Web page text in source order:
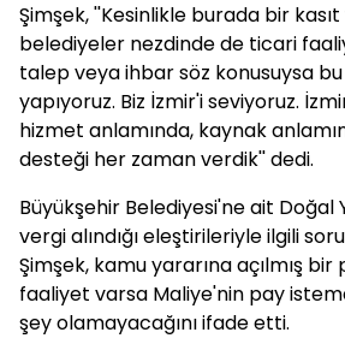
Şimşek, ''Kesinlikle burada bir
belediyeler nezdinde de ticari
talep veya ihbar söz konusuysa
yapıyoruz. Biz İzmir'i seviyoruz.
hizmet anlamında, kaynak
desteği her zaman verdik'' dedi.
Büyükşehir Belediyesi'ne ait Doğal
vergi alındığı eleştirileriyle ilgili
Şimşek, kamu yararına açılmış
faaliyet varsa Maliye'nin pay
şey olamayacağını ifade etti.